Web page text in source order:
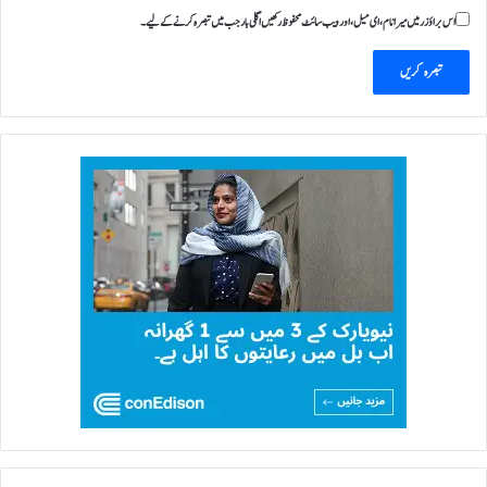
اس براؤزر میں میرا نام، ای میل، اور ویب سائٹ محفوظ رکھیں اگلی بار جب میں تبصرہ کرنے کےلیے۔